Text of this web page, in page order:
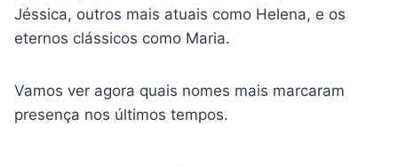
Jéssica, outros mais atuais como Helena, e os
eternos clássicos como Maria.
Vamos ver agora quais nomes mais marcaram
presença nos últimos tempos.